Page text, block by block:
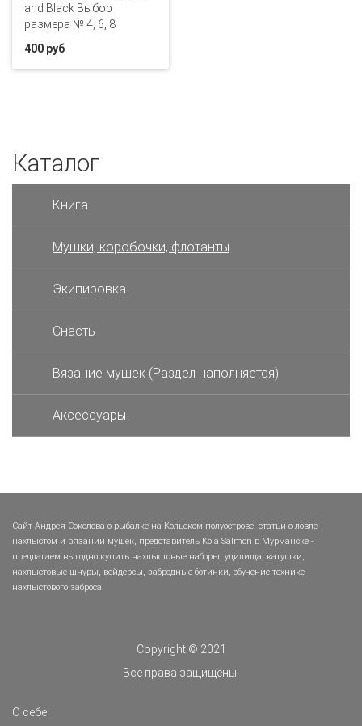
and Black Выбор
размера № 4, 6, 8
400 руб
Каталог
Книга
Мушки, коробочки, флотанты
Экипировка
Снасть
Вязание мушек (Раздел наполняется)
Аксессуары
Сайт Андрея Соколова о рыбалке на Кольском полуострове, статьи о ловле
нахлыстом и вязании мушек, представитель Kola Salmon в Мурманске -
предлагаем выгодно купить нахлыстовые наборы, удилища, катушки,
нахлыстовые шнуры, вейдерсы, забродные ботинки, обучение технике
нахлыстового заброса.
Copyright © 2021
Все права защищены!
О себе